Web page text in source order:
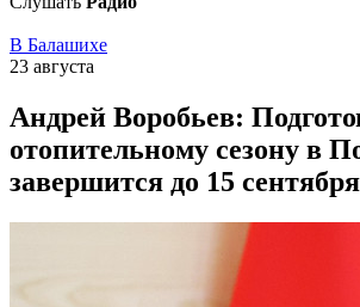
В Балашихе
23 августа
Андрей Воробьев:
отопительному сезону в
завершится до 15 сентября